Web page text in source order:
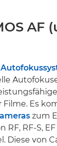
AF
Es
zum
RF, RF-S,
Diese von